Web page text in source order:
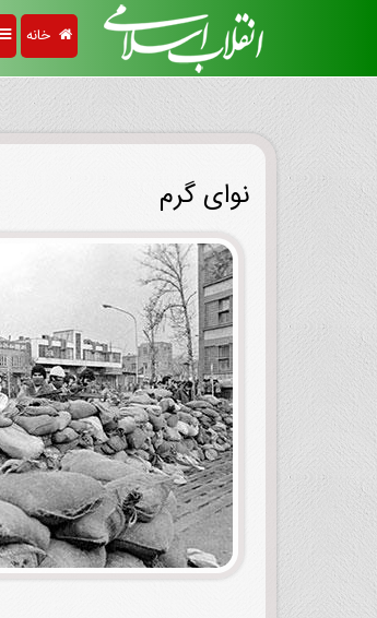
خانه
نوای گرم